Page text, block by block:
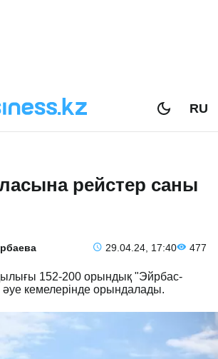
RU
рейстер саны
29.04.24, 17:40 477
152-200 орындық "Эйрбас-
әуе кемелерінде орындалады.